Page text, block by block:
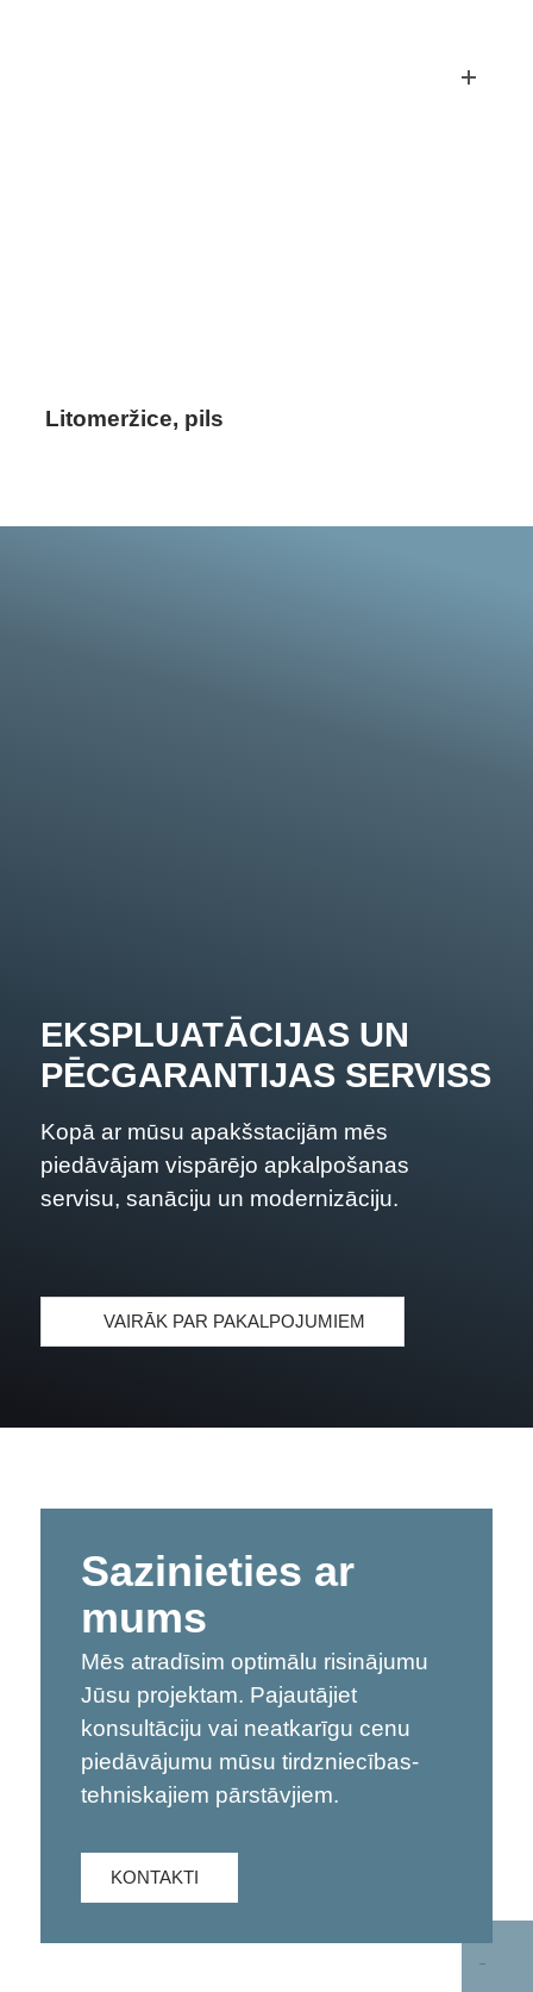
Litomeržice, pils
EKSPLUATĀCIJAS UN
PĒCGARANTIJAS SERVISS
Kopā ar mūsu apakšstacijām mēs
piedāvājam vispārējo apkalpošanas
servisu, sanāciju un modernizāciju.
VAIRĀK PAR PAKALPOJUMIEM
Sazinieties ar
mums
Mēs atradīsim optimālu risinājumu
Jūsu projektam. Pajautājiet
konsultāciju vai neatkarīgu cenu
piedāvājumu mūsu tirdzniecības-
tehniskajiem pārstāvjiem.
KONTAKTI